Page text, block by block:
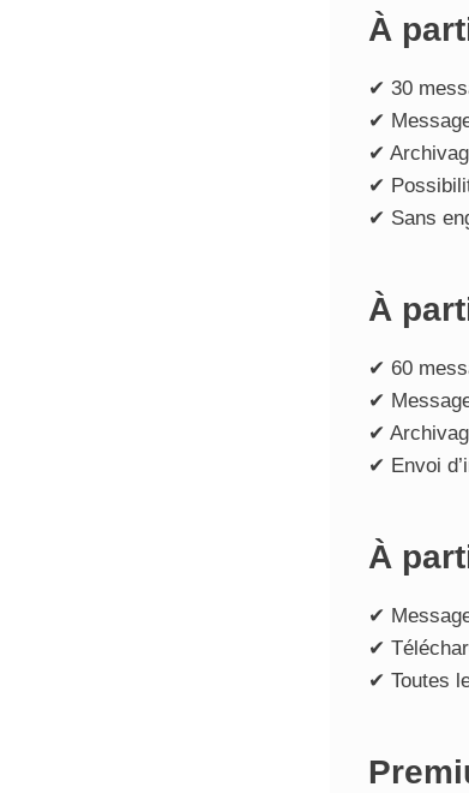
À
✔ 30
✔
✔
✔
✔ Sans
À
✔ 60
✔
✔
✔ Envoi
À
✔
✔
✔ Toutes